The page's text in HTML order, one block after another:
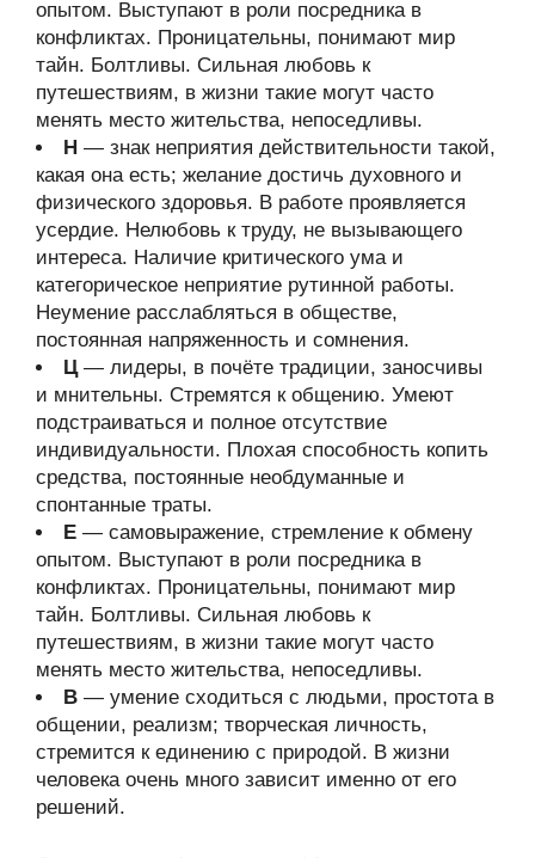
опытом. Выступают в роли посредника в
конфликтах. Проницательны, понимают мир
тайн. Болтливы. Сильная любовь к
путешествиям, в жизни такие могут часто
менять место жительства, непоседливы.
Н — знак неприятия действительности такой,
какая она есть; желание достичь духовного и
физического здоровья. В работе проявляется
усердие. Нелюбовь к труду, не вызывающего
интереса. Наличие критического ума и
категорическое неприятие рутинной работы.
Неумение расслабляться в обществе,
постоянная напряженность и сомнения.
Ц— лидеры, в почёте традиции, заносчивы
и мнительны. Стремятся к общению. Умеют
подстраиваться и полное отсутствие
индивидуальности. Плохая способность копить
средства, постоянные необдуманные и
спонтанные траты.
Е — самовыражение, стремление к обмену
опытом. Выступают в роли посредника в
конфликтах. Проницательны, понимают мир
тайн. Болтливы. Сильная любовь к
путешествиям, в жизни такие могут часто
менять место жительства, непоседливы.
В — умение сходиться с людьми, простота в
общении, реализм; творческая личность,
стремится к единению с природой. В жизни
человека очень много зависит именно от его
решений.